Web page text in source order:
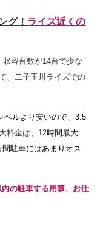
グ！ ライズ近くの
容台数が14台で少な
、二子玉川ライズでの
ベルより安いので、3.5
料金は、12時間最大
間駐車にはあまりオス
の駐車する用事、お仕